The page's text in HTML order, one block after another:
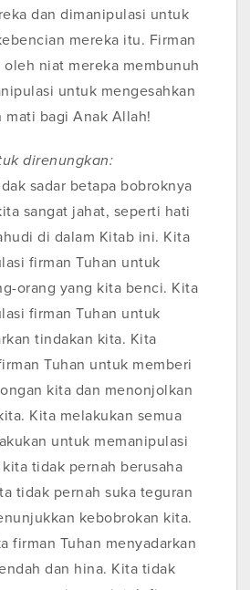
dan dimanipulasi untuk
mereka itu. Firman
oleh niat mereka membunuh
untuk mengesahkan
mati bagi Anak Allah!
direnungkan:
sadar betapa bobroknya
sangat jahat, seperti hati
di dalam Kitab ini. Kita
firman Tuhan untuk
orang yang kita benci. Kita
firman Tuhan untuk
tindakan kita. Kita
Tuhan untuk memberi
kita dan menonjolkan
Kita melakukan semua
untuk memanipulasi
tidak pernah berusaha
tidak pernah suka teguran
kebobrokan kita.
firman Tuhan menyadarkan
dan hina. Kita tidak